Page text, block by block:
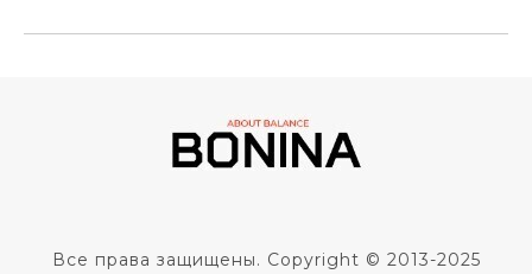
Все права защищены. Copyright © 2013-2025